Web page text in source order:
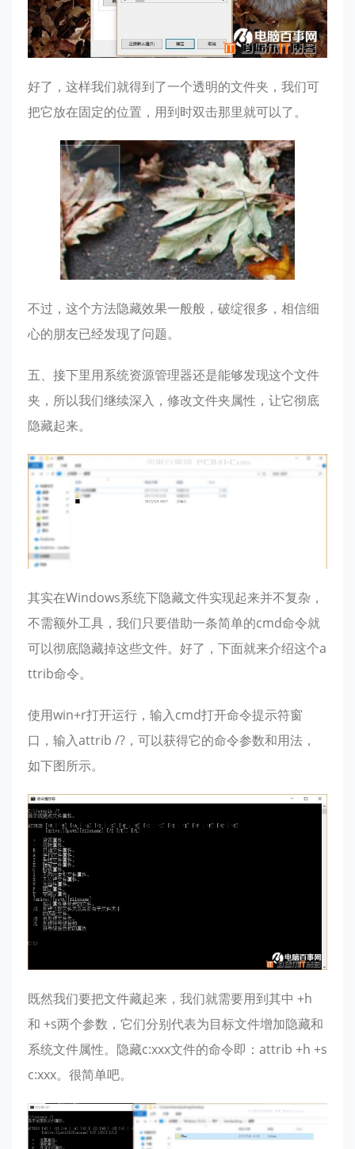
好了，这样我们就得到了一个透明的文件夹，我们可
把它放在固定的位置，用到时双击那里就可以了。
不过，这个方法隐藏效果一般般，破绽很多，相信细
心的朋友已经发现了问题。
五、接下里用系统资源管理器还是能够发现这个文件
夹，所以我们继续深入，修改文件夹属性，让它彻底
隐藏起来。
其实在Windows系统下隐藏文件实现起来并不复杂，
不需额外工具，我们只要借助一条简单的cmd命令就
可以彻底隐藏掉这些文件。好了，下面就来介绍这个a
ttrib命令。
使用win+r打开运行，输入cmd打开命令提示符窗
口，输入attrib /?，可以获得它的命令参数和用法，
如下图所示。
既然我们要把文件藏起来，我们就需要用到其中 +h
和 +s两个参数，它们分别代表为目标文件增加隐藏和
系统文件属性。隐藏c:xxx文件的命令即：attrib +h +s
c:xxx。很简单吧。